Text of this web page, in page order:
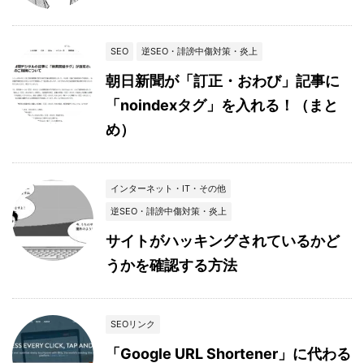
SEO 逆SEO・誹謗中傷対策・炎上
朝日新聞が「訂正・おわび」記事に
「noindexタグ」を入れる！（まと
め）
インターネット・IT・その他
逆SEO・誹謗中傷対策・炎上
サイトがハッキングされているかど
うかを確認する方法
SEOリンク
「Google URL Shortener」に代わる